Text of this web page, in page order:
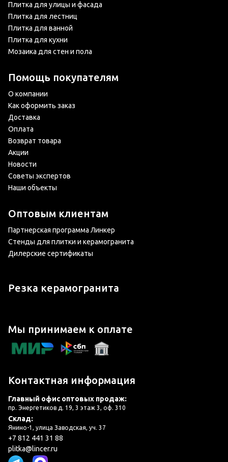
Плитка для улицы и фасада
Плитка для лестниц
Плитка для ванной
Плитка для кухни
Мозаика для стен и пола
Помощь покупателям
О компании
Как оформить заказ
Доставка
Оплата
Возврат товара
Акции
Новости
Советы экспертов
Наши объекты
Оптовым клиентам
Партнерская программа Линкер
Стенды для плитки и керамогранита
Дилерские сертификаты
Резка керамогранита
Мы принимаем к оплате
Контактная информация
Главный офис оптовых продаж:
пр. Энергетиков д. 19, 3 этаж 3, оф. 310
Склад:
Янино-1, улица Заводская, уч. 37
+7 812 441 31 88
plitka@lincer.ru